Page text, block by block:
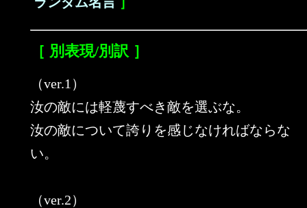
［ 別表現/別訳 ］
（ver.1）
汝の敵には軽蔑すべき敵を選ぶな。
汝の敵について誇りを感じなければならな
い。
（ver.2）